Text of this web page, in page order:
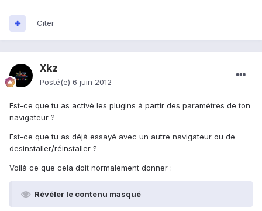
Citer
Xkz
Posté(e) 6 juin 2012
Est-ce que tu as activé les plugins à partir des paramètres de ton
navigateur ?
Est-ce que tu as déjà essayé avec un autre navigateur ou de
desinstaller/réinstaller ?
Voilà ce que cela doit normalement donner :
Révéler le contenu masqué